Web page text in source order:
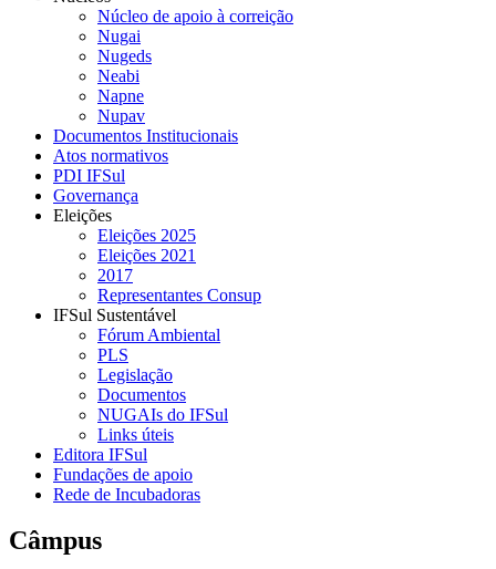
Núcleo de apoio à correição
Nugai
Nugeds
Neabi
Napne
Nupav
Documentos Institucionais
Atos normativos
PDI IFSul
Governança
Eleições
Eleições 2025
Eleições 2021
2017
Representantes Consup
IFSul Sustentável
Fórum Ambiental
PLS
Legislação
Documentos
NUGAIs do IFSul
Links úteis
Editora IFSul
Fundações de apoio
Rede de Incubadoras
Câmpus